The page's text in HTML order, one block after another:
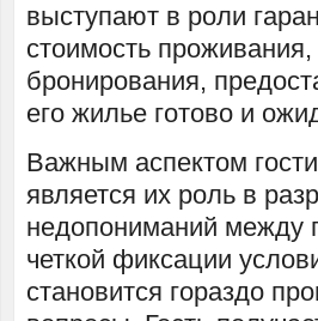
выступают в роли
стоимость
бронирования,
его жилье готово и
Важным аспектом
является их роль в
недопониманий между
четкой фиксации
становится гораздо